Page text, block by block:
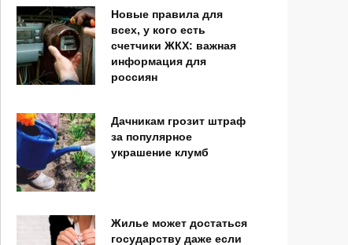
Новые правила для
всех, у кого есть
счетчики ЖКХ: важная
информация для
россиян
Дачникам грозит штраф
за популярное
украшение клумб
Жилье может достаться
государству даже если